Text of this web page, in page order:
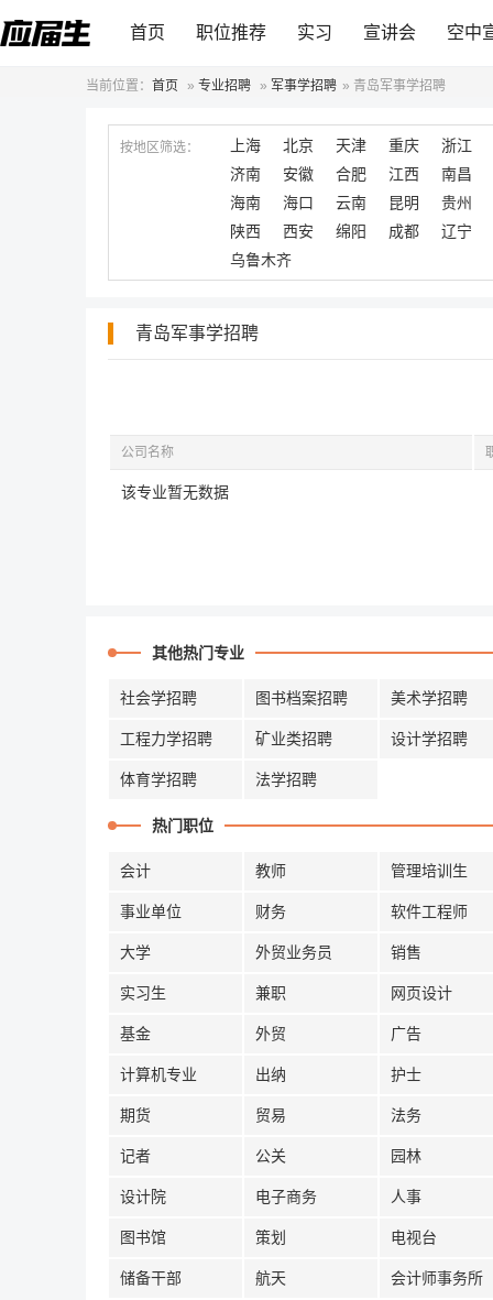
首页 职位推荐 实习 宣讲会 空中
当前位置： 首页 » 专业招聘 » 军事学招聘 » 青岛军事学招聘
按地区筛选： 上海 北京 天津 重庆
浙江
济南
安徽 合肥 江西
南昌
海南
海口 云南 昆明
贵州
陕西
西安 绵阳 成都
辽宁
乌鲁木齐
青岛军事学招聘
公司名称
该专业暂无数据
其他热门专业
社会学招聘 图书档案招聘 美术学招聘
工程力学招聘 矿业类招聘 设计学招聘
体育学招聘 法学招聘
热门职位
会计 教师 管理培训生
事业单位 财务 软件工程师
大学 外贸业务员 销售
实习生 兼职 网页设计
基金 外贸 广告
计算机专业 出纳 护士
期货 贸易 法务
记者 公关 园林
设计院 电子商务 人事
图书馆 策划 电视台
储备干部 航天 会计师事务所